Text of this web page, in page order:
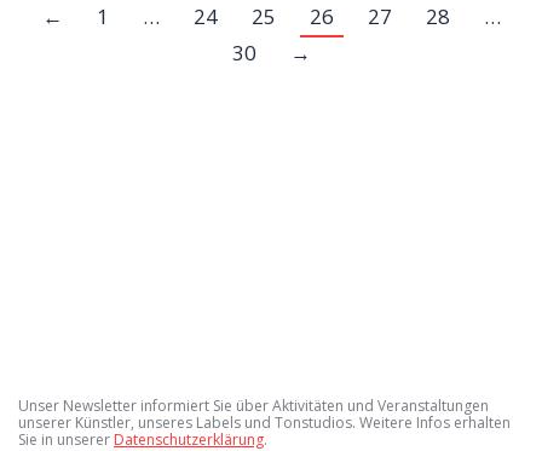
← 1 … 24 25 26 27 28
…
30
→
Unser Newsletter informiert Sie über Aktivitäten und Veranstaltungen
unserer Künstler, unseres Labels und Tonstudios. Weitere Infos erhalten
Sie in unserer Datenschutzerklärung.